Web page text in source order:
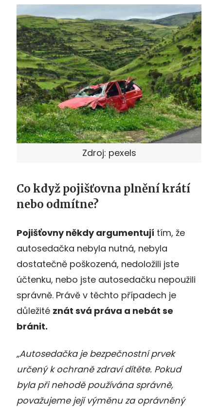
Zdroj: pexels
Co když pojišťovna plnění krátí
nebo odmítne?
Pojišťovny někdy argumentují tím, že
autosedačka nebyla nutná, nebyla
dostatečně poškozená, nedoložili jste
účtenku, nebo jste autosedačku nepoužili
správně. Právě v těchto případech je
důležité znát svá práva a nebát se
bránit.
„Autosedačka je bezpečnostní prvek
určený k ochraně zdraví dítěte. Pokud
byla při nehodě používána správně,
považujeme její výměnu za oprávněný